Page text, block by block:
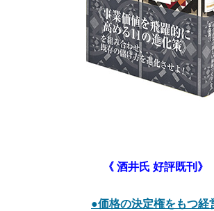
《 酒井氏 好評既刊》
●価格の決定権をもつ経